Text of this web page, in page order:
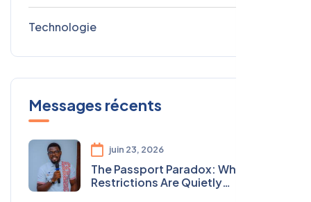
Technologie
Messages récents
juin 23, 2026
The Passport Paradox: Why Visa
Restrictions Are Quietly